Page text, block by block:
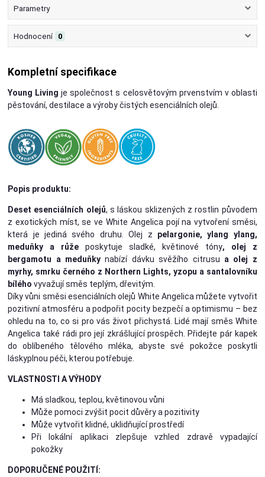
Parametry
Hodnocení 0
Kompletní specifikace
Young Living je společnost s celosvětovým prvenstvím v oblasti
pěstování, destilace a výroby čistých esenciálních olejů.
Popis produktu:
Deset esenciálních olejů, s láskou sklizených z rostlin původem
z exotických míst, se ve White Angelica pojí na vytvoření směsi,
která je jediná svého druhu. Olej z pelargonie, ylang ylang,
meduňky a růžeposkytuje sladké, květinové tóny, olej z
bergamotu a meduňkynabízí dávku svěžího citrusu a olej z
myrhy, smrku černého z Northern Lights, yzopu a santalovníku
bílého vyvažují směs teplým, dřevitým.
Díky vůni směsi esenciálních olejů White Angelica můžete vytvořit
pozitivní atmosféru a podpořit pocity bezpečí a optimismu – bez
ohledu na to, co si pro vás život přichystá. Lidé mají směs White
Angelica také rádi pro její zkrášlující prospěch. Přidejte pár kapek
do oblíbeného tělového mléka, abyste své pokožce poskytli
láskyplnou péči, kterou potřebuje.
VLASTNOSTI A VÝHODY
Má sladkou, teplou, květinovou vůni
Může pomoci zvýšit pocit důvěry a pozitivity
Může vytvořit klidné, uklidňující prostředí
Při lokální aplikaci zlepšuje vzhled zdravě vypadající
pokožky
DOPORUČENÉ POUŽITÍ: